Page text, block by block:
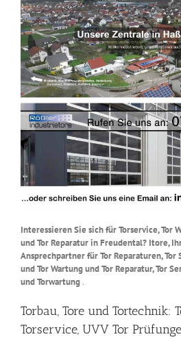
Interessieren Sie sich für Torservice, Tor
und Tor Reparatur in Freudental? Itore,
Ansprechpartner für Tor Reparaturen, Tor
und Tor Wartung und Tor Reparatur, Tor
und Torwartung.
Torbau, Tore und Tortechnik:
Torservice, UVV Tor